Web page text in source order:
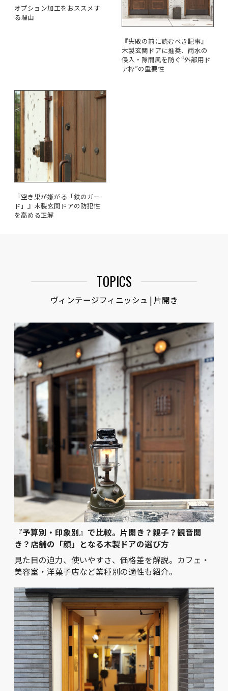
オプション加工をおススメす
る理由
『失敗の前に読むべき記事』
木製玄関ドアに推奨、雨水の
侵入・隙間風を防ぐ“外部用ド
ア枠”の重要性
『空き巣が嫌がる「鉄のガー
ド」』木製玄関ドアの防犯性
を高める正解
TOPICS
ヴィンテージフィニッシュ | 片開き
『予算別・印象別』で比較。片開き？親子？観音開
き？店舗の「顔」となる木製ドアの選び方
見た目の迫力、使いやすさ、価格差を解説。カフェ・
美容室・洋菓子店など業種別の適性も紹介。